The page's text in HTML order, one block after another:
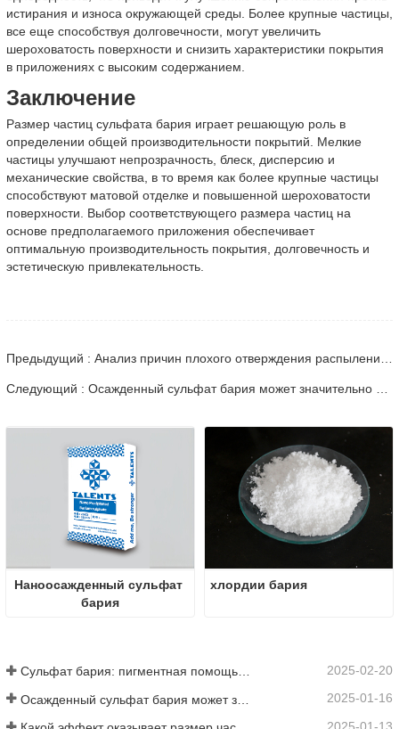
истирания и износа окружающей среды. Более крупные частицы,
все еще способствуя долговечности, могут увеличить
шероховатость поверхности и снизить характеристики покрытия
в приложениях с высоким содержанием.
Заключение
Размер частиц сульфата бария играет решающую роль в
определении общей производительности покрытий. Мелкие
частицы улучшают непрозрачность, блеск, дисперсию и
механические свойства, в то время как более крупные частицы
способствуют матовой отделке и повышенной шероховатости
поверхности. Выбор соответствующего размера частиц на
основе предполагаемого приложения обеспечивает
оптимальную производительность покрытия, долговечность и
эстетическую привлекательность.
Наноосажденный сульфат
бария
хлордии бария
Сульфат бария: пигментная помощь, наполнитель и энхансер в нескольких отраслях промышленности 2025-02-20
2025-01-16
2025-01-13